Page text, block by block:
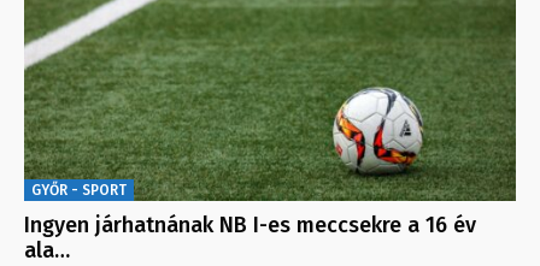
GYŐR - SPORT
Ingyen járhatnának NB I-es meccsekre a 16 év
ala…